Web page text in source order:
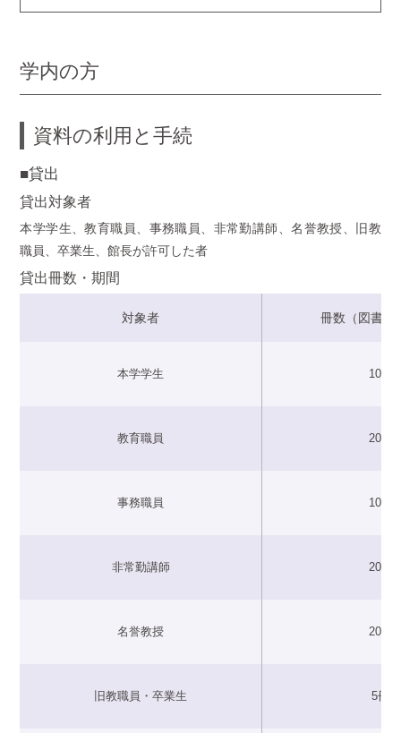
学内の方
資料の利用と手続
■貸出
貸出対象者
本学学生、教育職員、事務職員、非常勤講師、名誉教授、旧教
職員、卒業生、館長が許可した者
貸出冊数・期間
対象者 冊数（図書・
本学学生 10冊
教育職員 20冊
事務職員 10冊
非常勤講師 20冊
名誉教授 20冊
旧教職員・卒業生 5冊